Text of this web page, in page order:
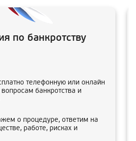
по банкротству
телефонную или онлайн
банкротства и
о процедуре, ответим на
работе, рисках и